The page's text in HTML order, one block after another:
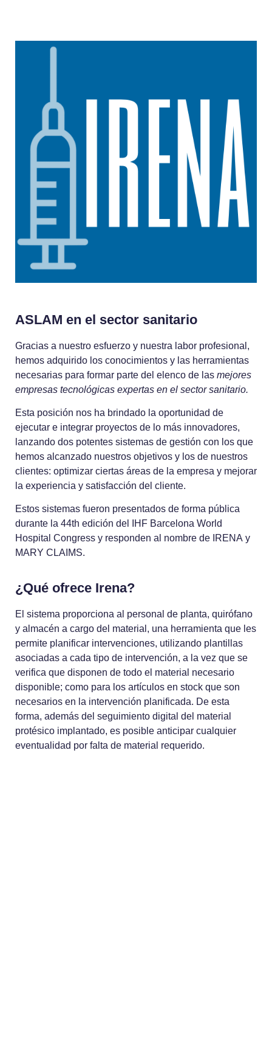
ASLAM en el sector sanitario
Gracias a nuestro esfuerzo y nuestra labor profesional,
hemos adquirido los conocimientos y las herramientas
necesarias para formar parte del elenco de las mejores
empresas tecnológicas expertas en el sector sanitario.
Esta posición nos ha brindado la oportunidad de
ejecutar e integrar proyectos de lo más innovadores,
lanzando dos potentes sistemas de gestión con los que
hemos alcanzado nuestros objetivos y los de nuestros
clientes: optimizar ciertas áreas de la empresa y mejorar
la experiencia y satisfacción del cliente.
Estos sistemas fueron presentados de forma pública
durante la 44th edición del IHF Barcelona World
Hospital Congress y responden al nombre de IRENA y
MARY CLAIMS.
¿Qué ofrece Irena?
El sistema proporciona al personal de planta, quirófano
y almacén a cargo del material, una herramienta que les
permite planificar intervenciones, utilizando plantillas
asociadas a cada tipo de intervención, a la vez que se
verifica que disponen de todo el material necesario
disponible; como para los artículos en stock que son
necesarios en la intervención planificada. De esta
forma, además del seguimiento digital del material
protésico implantado, es posible anticipar cualquier
eventualidad por falta de material requerido.